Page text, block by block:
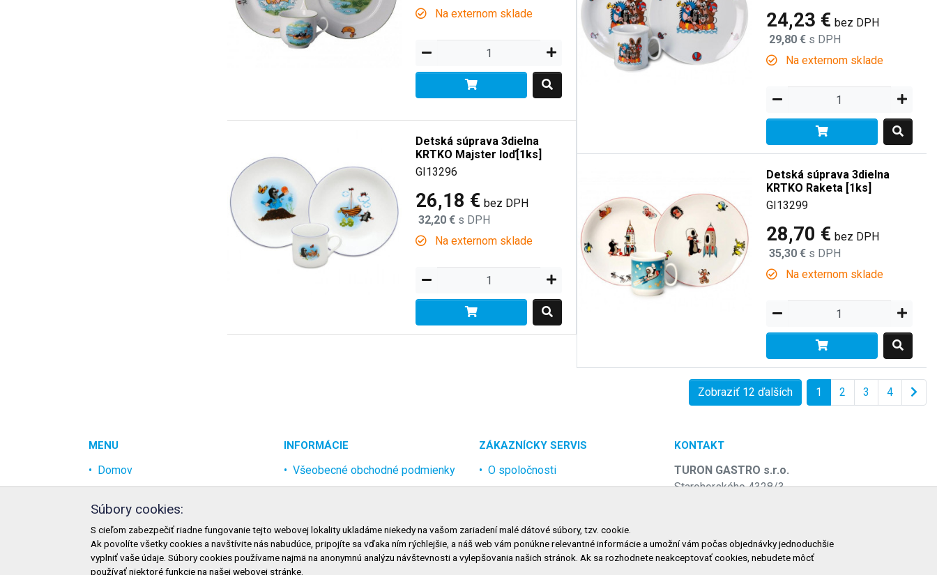
Na externom sklade
24,23 € bez DPH
29,80 € s DPH
Na externom sklade
Detská súprava 3dielna
KRTKO Majster loď[1ks]
GI13296
26,18 € bez DPH
32,20 € s DPH
Na externom sklade
Detská súprava 3dielna
KRTKO Raketa [1ks]
GI13299
28,70 € bez DPH
35,30 € s DPH
Na externom sklade
Zobraziť 12 ďalších 1 2 3 4
MENU
Domov
Akcia
Najpredávanejšie
Odvetvia
Novinky
INFORMÁCIE
Všeobecné obchodné podmienky
Ochrana osobných údajov
Možnosti dopravy
Možnosti platby
ZÁKAZNÍCKY SERVIS
O spoločnosti
Kontakt
KONTAKT
TURON GASTRO s.r.o.
Starohorského 4328/3
Telefón:+421 911 585 730
Súbory cookies:
S cieľom zabezpečiť riadne fungovanie tejto webovej lokality ukladáme niekedy na vašom zariadení malé dátové súbory, tzv. cookie.
Ak povolíte všetky cookies a navštívite nás nabudúce, pripojíte sa vďaka ním rýchlejšie, a náš web vám ponúkne relevantné informácie a umožní vám počas objednávky jednoduchšie
vyplniť vaše údaje. Súbory cookies používame najmä na anonymnú analýzu návštevnosti a vylepšovania našich stránok. Ak sa rozhodnete neakceptovať cookies, nebudete môcť
používať niektoré funkcie na našej webovej stránke.